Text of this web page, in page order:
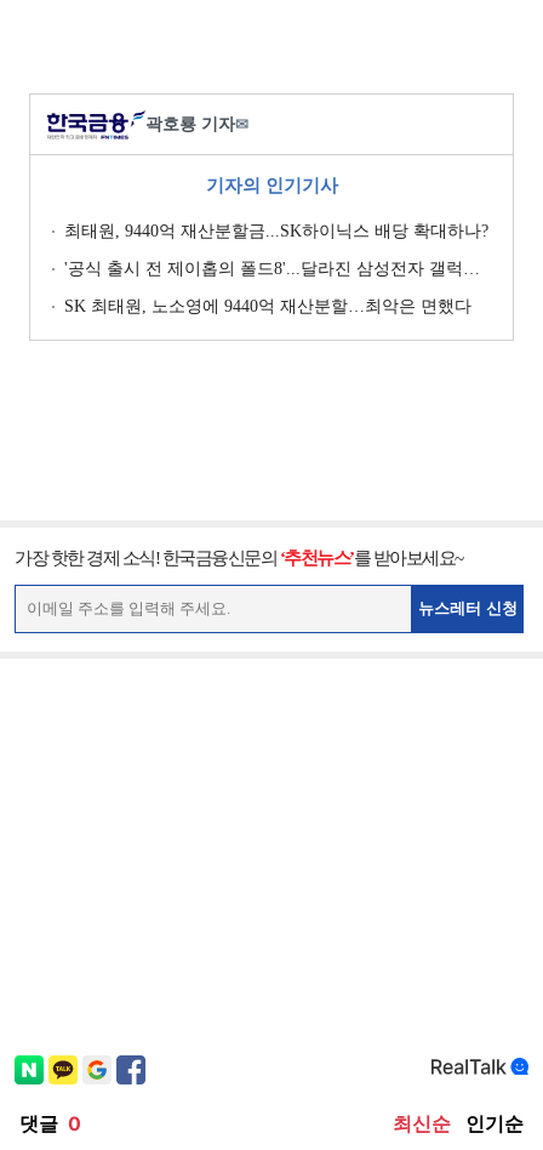
곽호룡 기자✉
기자의 인기기사
최태원, 9440억 재산분할금...SK하이닉스 배당 확대하나?
'공식 출시 전 제이홉의 폴드8'...달라진 삼성전자 갤럭시 마케팅?
SK 최태원, 노소영에 9440억 재산분할…최악은 면했다
가장 핫한 경제 소식! 한국금융신문의 ‘추천뉴스’를 받아보세요~
뉴스레터 신청